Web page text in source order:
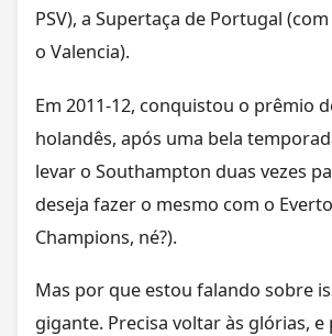
PSV), a Supertaça de Portugal
o Valencia).
Em 2011-12, conquistou o prêmio
holandês, após uma bela
levar o Southampton duas vezes
deseja fazer o mesmo com o
Champions, né?).
Mas por que estou falando sobre
gigante. Precisa voltar às glórias,